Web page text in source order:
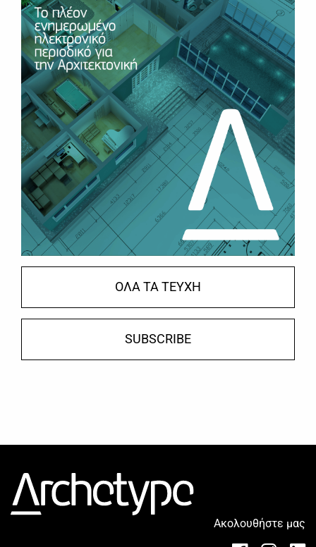
ΟΛΑ ΤΑ ΤΕΥΧΗ
SUBSCRIBE
Ακολουθήστε μας